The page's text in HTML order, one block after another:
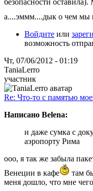
а....эммм....дык о чем мы
Войдите или
возможность
Чт, 07/06/2012 - 01:19
TaniaLerro
участник
Re: Что-то с памятью
Написано Belena:
и даже сумка с
аэропорту Рима
ооо, я так же забыла
Венеции в кафе
там
меня дошло, что мне